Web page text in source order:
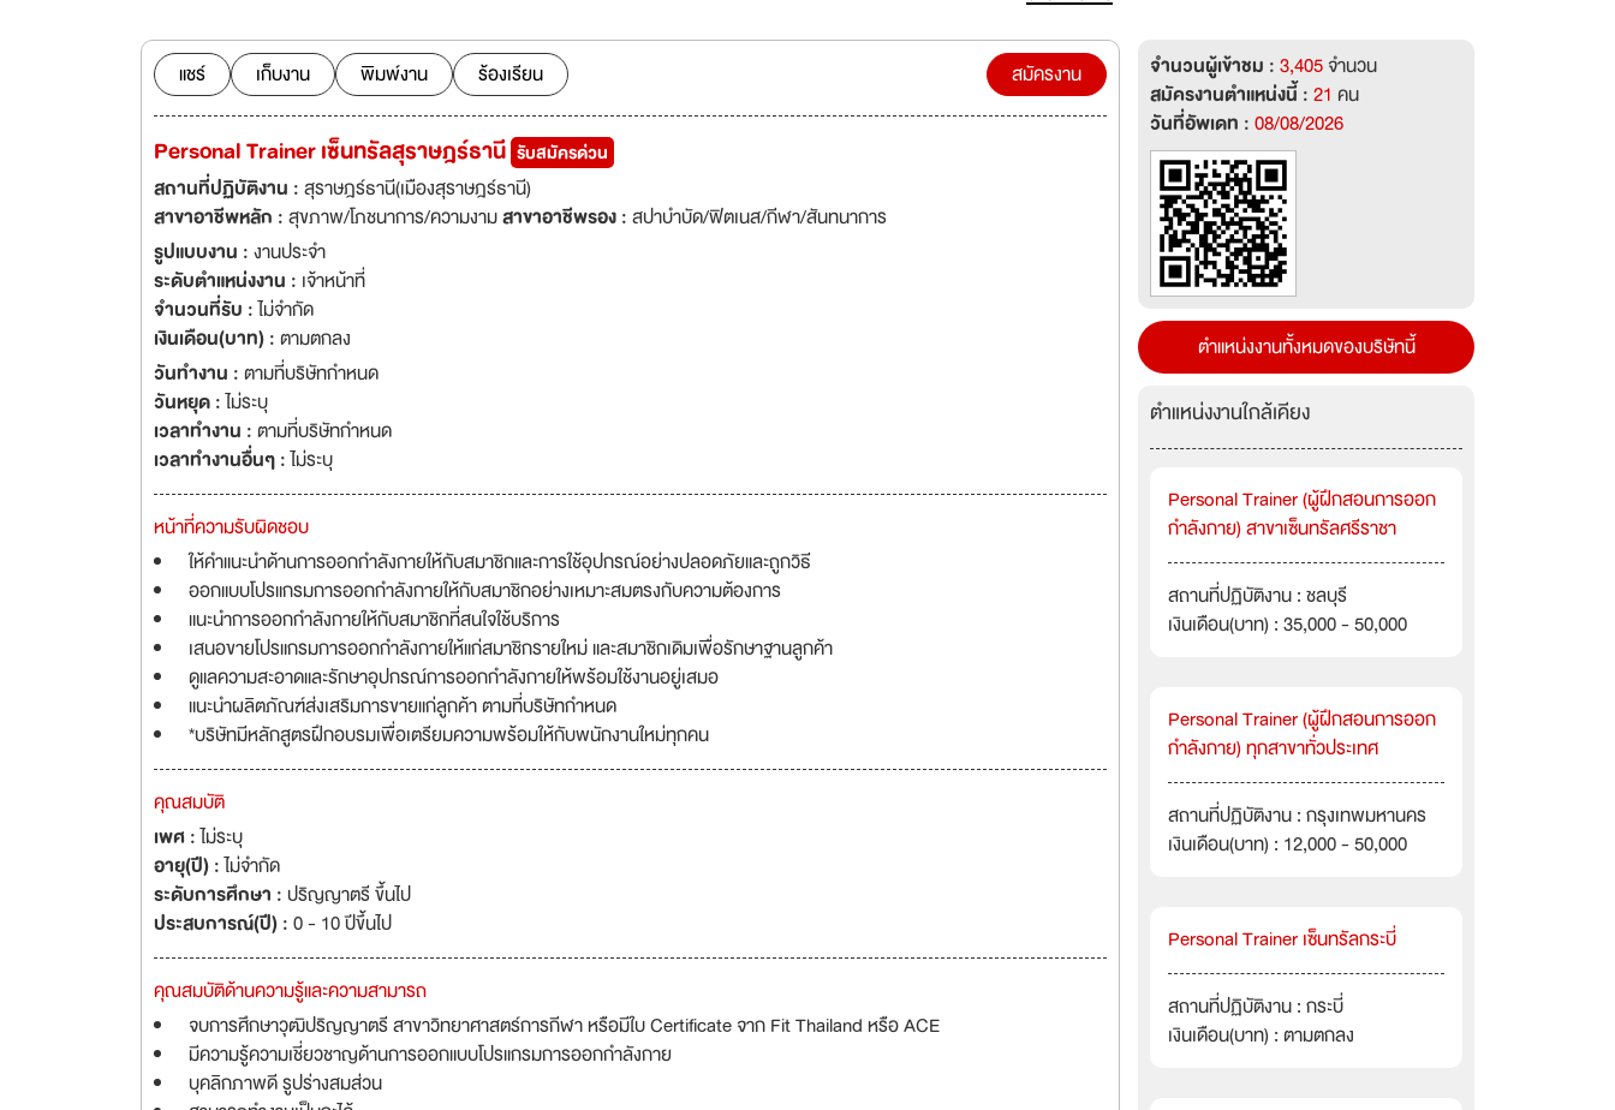
แชร์ เก็บงาน พิมพ์งาน ร้องเรียน สมัครงาน
Personal Trainer เซ็นทรัลสุราษฎร์ธานี รับสมัครด่วน
สถานที่ปฏิบัติงาน :สุราษฎร์ธานี(เมืองสุราษฎร์ธานี)
สาขาอาชีพหลัก :สุขภาพ/โภชนาการ/ความงามสาขาอาชีพรอง :สปาบำบัด/ฟิตเนส/กีฬา/สันทนาการ
รูปแบบงาน :งานประจำ
ระดับตำแหน่งงาน : เจ้าหน้าที่
จำนวนที่รับ :ไม่จำกัด
เงินเดือน(บาท) :ตามตกลง
วันทำงาน :ตามที่บริษัทกำหนด
วันหยุด :ไม่ระบุ
เวลาทำงาน :ตามที่บริษัทกำหนด
เวลาทำงานอื่นๆ :ไม่ระบุ
หน้าที่ความรับผิดชอบ
ให้คำแนะนำด้านการออกกำลังกายให้กับสมาชิกและการใช้อุปกรณ์อย่างปลอดภัยและถูกวิธี
ออกแบบโปรแกรมการออกกำลังกายให้กับสมาชิกอย่างเหมาะสมตรงกับความต้องการ
แนะนำการออกกำลังกายให้กับสมาชิกที่สนใจใช้บริการ
เสนอขายโปรแกรมการออกกำลังกายให้แก่สมาชิกรายใหม่ และสมาชิกเดิมเพื่อรักษาฐานลูกค้า
ดูแลความสะอาดและรักษาอุปกรณ์การออกกำลังกายให้พร้อมใช้งานอยู่เสมอ
แนะนำผลิตภัณฑ์ส่งเสริมการขายแก่ลูกค้า ตามที่บริษัทกำหนด
*บริษัทมีหลักสูตรฝึกอบรมเพื่อเตรียมความพร้อมให้กับพนักงานใหม่ทุกคน
คุณสมบัติ
เพศ :ไม่ระบุ
อายุ(ปี) :ไม่จำกัด
ระดับการศึกษา :ปริญญาตรี ขึ้นไป
ประสบการณ์(ปี) :0 - 10 ปีขึ้นไป
คุณสมบัติด้านความรู้และความสามารถ
จบการศึกษาวุฒิปริญญาตรี สาขาวิทยาศาสตร์การกีฬา หรือมีใบ Certificate จาก Fit Thailand หรือ ACE
มีความรู้ความเชี่ยวชาญด้านการออกแบบโปรแกรมการออกกำลังกาย
บุคลิกภาพดี รูปร่างสมส่วน
จำนวนผู้เข้าชม :3,405จำนวน
สมัครงานตำแหน่งนี้ :21 คน
วันที่อัพเดท :08/08/2026
ตำแหน่งงานทั้งหมดของบริษัทนี้
ตำแหน่งงานใกล้เคียง
Personal Trainer (ผู้ฝึกสอนการออก
กำลังกาย) สาขาเซ็นทรัลศรีราชา
สถานที่ปฏิบัติงาน : ชลบุรี
เงินเดือน(บาท) : 35,000 - 50,000
Personal Trainer (ผู้ฝึกสอนการออก
กำลังกาย) ทุกสาขาทั่วประเทศ
สถานที่ปฏิบัติงาน : กรุงเทพมหานคร
เงินเดือน(บาท) : 12,000 - 50,000
Personal Trainer เซ็นทรัลกระบี่
สถานที่ปฏิบัติงาน : กระบี่
เงินเดือน(บาท) : ตามตกลง